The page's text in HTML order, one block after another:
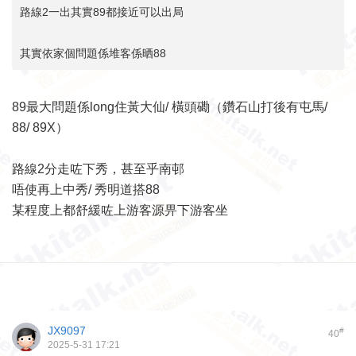
路線2一出其實89都接近可以出局
其實依家個問題係堆客係晒88
89最大問題係long住黃大仙/ 橫頭磡（鑽石山打後有屯馬/
88/ 89X）
路線2分走咗下秀，甚至乎南邨
唔使再上中秀/ 秀明道搭88
某程度上都舒緩咗上游客源畀下游客坐
40#
JX9097
2025-5-31 17:21